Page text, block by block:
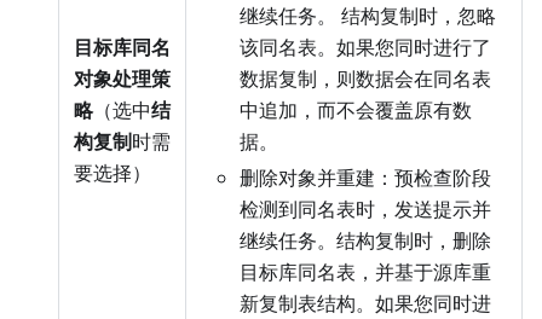
目标库同名
对象处理策
略（选中结
构复制时需
要选择）
继续任务。 结构复制时，忽略
该同名表。如果您同时进行了
数据复制，则数据会在同名表
中追加，而不会覆盖原有数
据。
删除对象并重建：预检查阶段
检测到同名表时，发送提示并
继续任务。结构复制时，删除
目标库同名表，并基于源库重
新复制表结构。如果您同时进